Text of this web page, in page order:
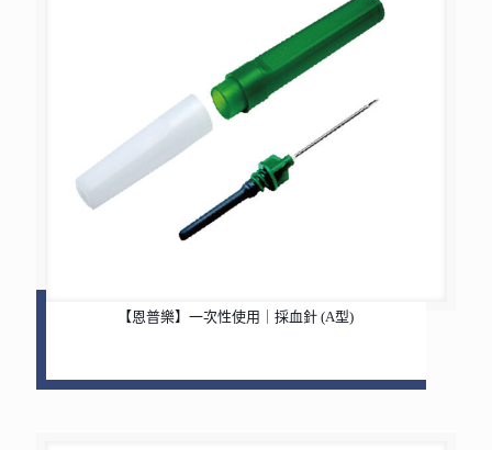
【恩普樂】一次性使用｜採血針 (A型)